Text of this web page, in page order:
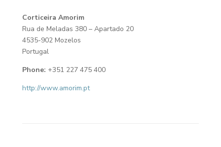
Corticeira Amorim
Rua de Meladas 380 – Apartado 20
4535-902 Mozelos
Portugal
Phone: +351 227 475 400
http://www.amorim.pt